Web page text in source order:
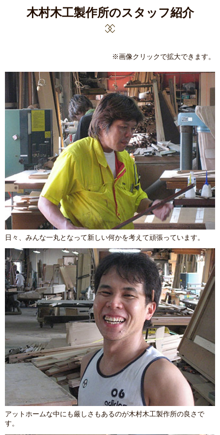
木村木工製作所のスタッフ紹介
※画像クリックで拡大できます。
日々、みんな一丸となって新しい何かを考えて頑張っています。
アットホームな中にも厳しさもあるのが木村木工製作所の良さで
す。